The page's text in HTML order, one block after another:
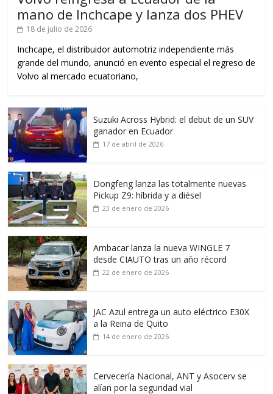
mano de Inchcape y lanza dos PHEV
18 de julio de 2026
Inchcape, el distribuidor automotriz independiente más
grande del mundo, anunció en evento especial el regreso de
Volvo al mercado ecuatoriano,
Suzuki Across Hybrid: el debut de un SUV
ganador en Ecuador
17 de abril de 2026
Dongfeng lanza las totalmente nuevas
Pickup Z9: híbrida y a diésel
23 de enero de 2026
Ambacar lanza la nueva WINGLE 7
desde CIAUTO tras un año récord
22 de enero de 2026
JAC Azul entrega un auto eléctrico E30X
a la Reina de Quito
14 de enero de 2026
Cervecería Nacional, ANT y Asocerv se
alían por la seguridad vial